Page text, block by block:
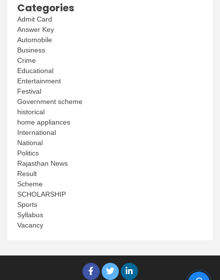
Categories
Admit Card
Answer Key
Automobile
Business
Crime
Educational
Entertainment
Festival
Government scheme
historical
home appliances
International
National
Politics
Rajasthan News
Result
Scheme
SCHOLARSHIP
Sports
Syllabus
Vacancy